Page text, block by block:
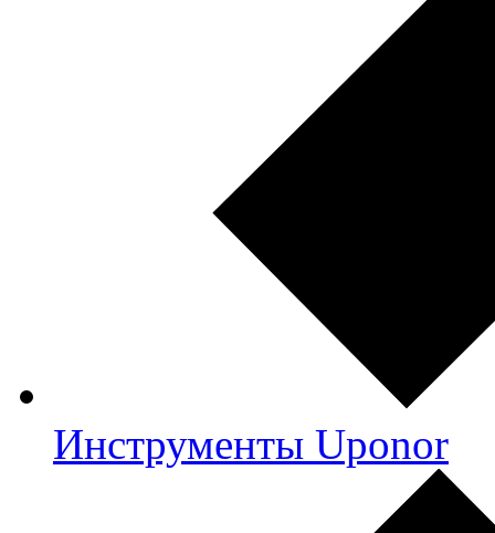
Инструменты Uponor